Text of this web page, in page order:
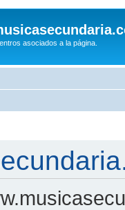
asociados a la página.